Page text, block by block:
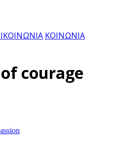
ΚΟΙΝΩΝΙΑ
courage